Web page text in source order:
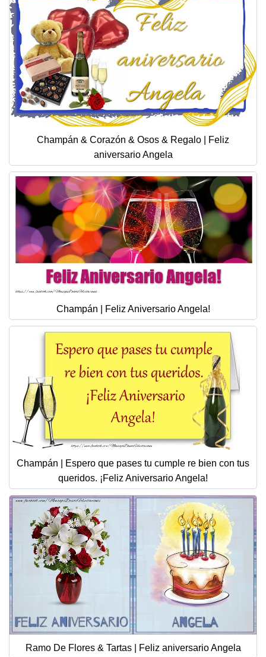
Champán & Corazón & Osos & Regalo | Feliz
aniversario Angela
Champán | Feliz Aniversario Angela!
Champán | Espero que pases tu cumple re bien con tus
queridos. ¡Feliz Aniversario Angela!
Ramo De Flores & Tartas | Feliz aniversario Angela